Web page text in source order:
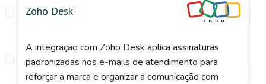
Zoho Desk
A integração com Zoho Desk aplica assinaturas
padronizadas nos e-mails de atendimento para
reforçar a marca e organizar a comunicação com